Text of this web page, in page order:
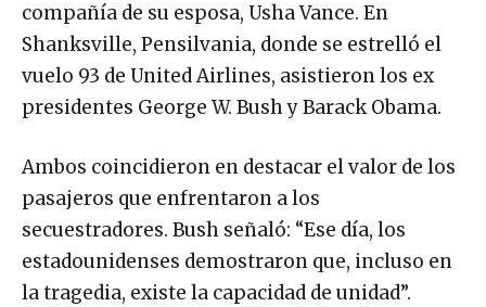
compañía de su esposa, Usha Vance. En
Shanksville, Pensilvania, donde se estrelló el
vuelo 93 de United Airlines, asistieron los ex
presidentes George W. Bush y Barack Obama.
Ambos coincidieron en destacar el valor de los
pasajeros que enfrentaron a los
secuestradores. Bush señaló: “Ese día, los
estadounidenses demostraron que, incluso en
la tragedia, existe la capacidad de unidad”.